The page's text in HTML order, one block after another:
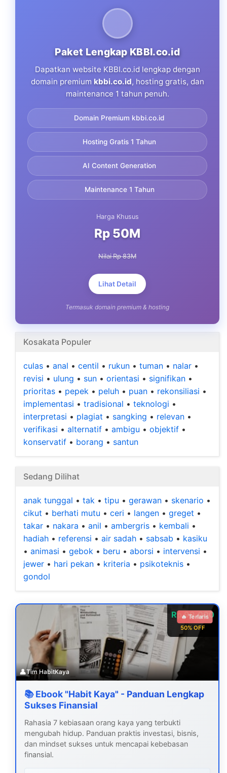
Paket Lengkap KBBI.co.id
Dapatkan website KBBI.co.id lengkap dengan
domain premium kbbi.co.id, hosting gratis, dan
maintenance 1 tahun penuh.
Domain Premium kbbi.co.id
Hosting Gratis 1 Tahun
AI Content Generation
Maintenance 1 Tahun
Harga Khusus
Rp 50M
Nilai Rp 83M
Lihat Detail
Termasuk domain premium & hosting
Kosakata Populer
culas • anal • centil • rukun • tuman • nalar •
revisi • ulung • sun • orientasi • signifikan •
prioritas • pepek • peluh • puan • rekonsiliasi •
implementasi • tradisional • teknologi •
interpretasi • plagiat • sangking • relevan •
verifikasi • alternatif • ambigu • objektif •
konservatif • borang • santun
Sedang Dilihat
anak tunggal • tak • tipu • gerawan • skenario •
cikut • berhati mutu • ceri • langen • greget •
takar • nakara • anil • ambergris • kembali •
hadiah • referensi • air sadah • sabsab • kasiku
• animasi • gebok • beru • aborsi • intervensi •
jewer • hari pekan • kriteria • psikoteknis •
gondol
Rp 99.000
50% OFF
🔥 Terlaris
👤Tim HabitKaya
📚 Ebook "Habit Kaya" - Panduan Lengkap
Sukses Finansial
Rahasia 7 kebiasaan orang kaya yang terbukti
mengubah hidup. Panduan praktis investasi, bisnis,
dan mindset sukses untuk mencapai kebebasan
finansial.